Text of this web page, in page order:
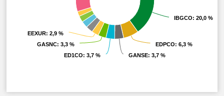
IBGCO: 20,0 %
IBGCO: 20,0 %
EDPCO: 6,3 %
EDPCO: 6,3 %
GANSE: 3,7 %
GANSE: 3,7 %
ED1CO: 3,7 %
ED1CO: 3,7 %
GASNC: 3,3 %
GASNC: 3,3 %
EEXUR: 2,9 %
EEXUR: 2,9 %